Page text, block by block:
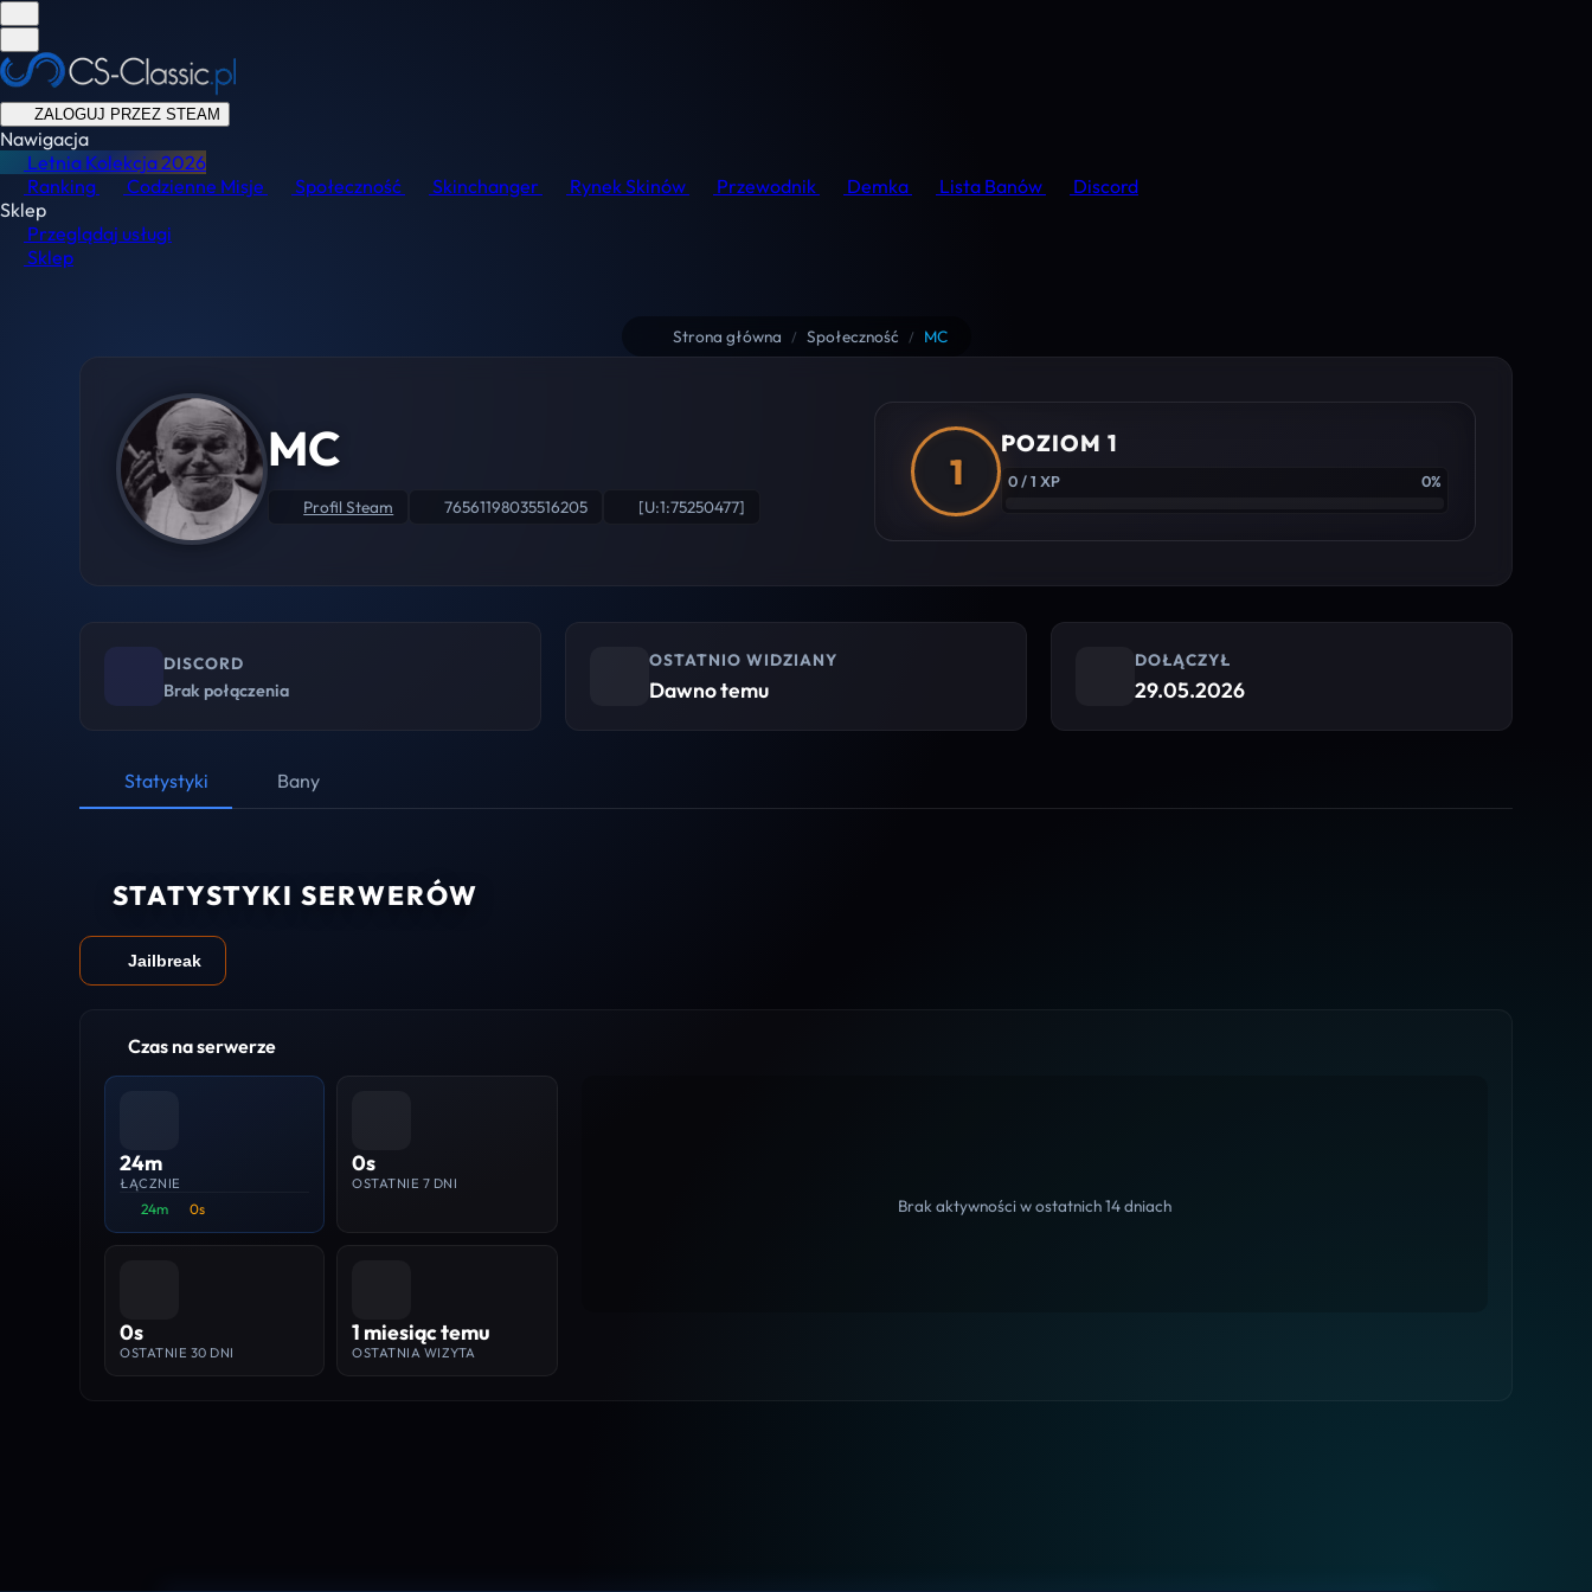
ZALOGUJ PRZEZ STEAM
Nawigacja
Letnia Kolekcja2026
Ranking
Codzienne Misje Społeczność Skinchanger Rynek Skinów Przewodnik Demka Lista Banów
Discord
Sklep
Przeglądaj usługi
Sklep
Strona główna / Społeczność / MC
MC
Profil Steam 76561198035516205 [U:1:75250477]
1
POZIOM 1
0 / 1 XP 0%
DISCORD
Brak połączenia
OSTATNIO WIDZIANY
Dawno temu
DOŁĄCZYŁ
29.05.2026
Statystyki Bany
STATYSTYKI SERWERÓW
Jailbreak
Czas na serwerze
24m
ŁĄCZNIE
24m 0s
0s
OSTATNIE 7 DNI
0s
OSTATNIE 30 DNI
1 miesiąc temu
OSTATNIA WIZYTA
Brak aktywności w ostatnich 14 dniach